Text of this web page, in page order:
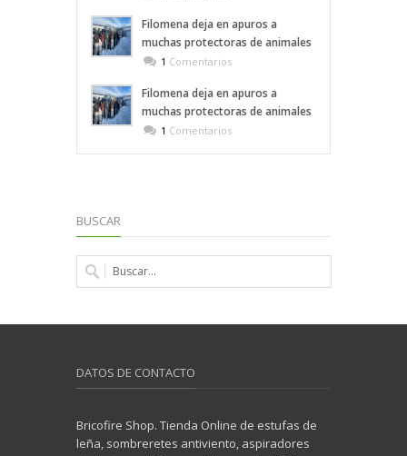
Filomena deja en apuros a
muchas protectoras de animales
1 Comentarios
Filomena deja en apuros a
muchas protectoras de animales
1 Comentarios
BUSCAR
DATOS DE CONTACTO
Bricofire Shop. Tienda Online de estufas de
leña, sombreretes antiviento, aspiradores